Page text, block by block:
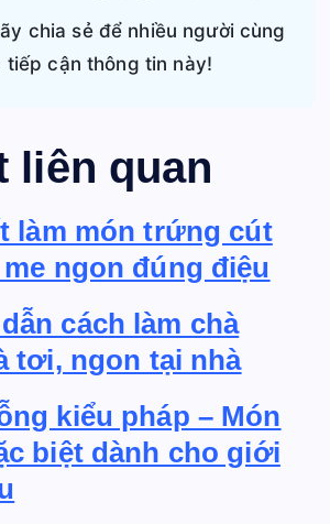
chia sẻ để nhiều người cùng
tiếp cận thông tin này!
liên quan
làm món trứng cút
ngon đúng điệu
cách làm chà
tơi, ngon tại nhà
kiểu pháp – Món
biệt dành cho giới